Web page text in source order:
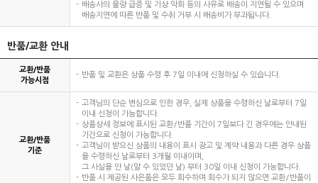
배송사의 물량 급증 및 기상 악화 등의 사유로 배송이 지연될 수 있으며
배송지연에 따른 반품 및 수취 거부 시 배송비가 부과됩니다.
반품/교환 안내
교환/반품
가능시점
반품 및 교환은 상품 수령 후 7일 이내에 신청하실 수 있습니다.
교환/반품
기준
고객님의 단순 변심으로 인한 경우, 실제 상품을 수령하신 날로부터 7일
이내 신청이 가능합니다.
상품상세 정보에 표시된 교환/반품 기간이 7일보다 긴 경우에는 안내된
기간으로 신청이 가능합니다.
고객님이 받으신 상품의 내용이 표시 광고 및 계약 내용과 다른 경우 상품
을 수령하신 날로부터 3개월 이내이며,
그 사실을 안 날(알 수 있었던 날) 부터 30일 이내 신청이 가능합니다.
반품 시 제공된 사은품은 모두 회수하며 회수가 되지 않으면 교환/반품이